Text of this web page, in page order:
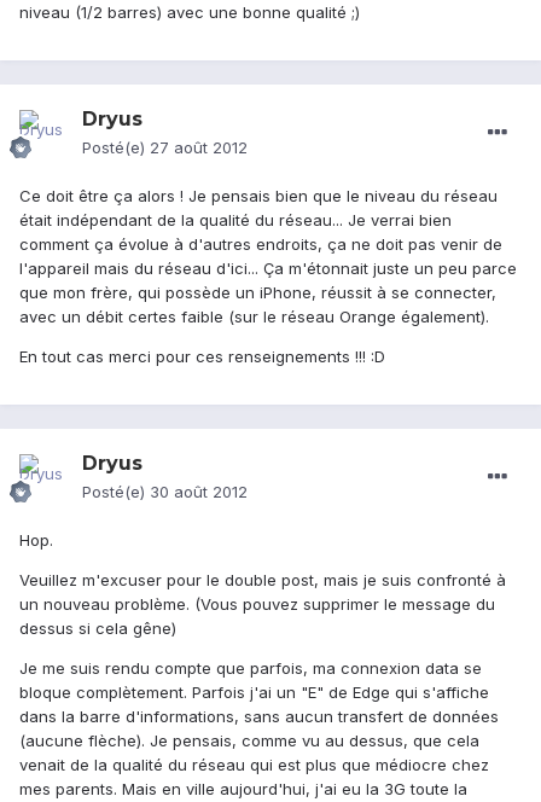
niveau (1/2 barres) avec une bonne qualité ;)
Dryus
Posté(e) 27 août 2012
Ce doit être ça alors ! Je pensais bien que le niveau du réseau
était indépendant de la qualité du réseau... Je verrai bien
comment ça évolue à d'autres endroits, ça ne doit pas venir de
l'appareil mais du réseau d'ici... Ça m'étonnait juste un peu parce
que mon frère, qui possède un iPhone, réussit à se connecter,
avec un débit certes faible (sur le réseau Orange également).
En tout cas merci pour ces renseignements !!! :D
Dryus
Posté(e) 30 août 2012
Hop.
Veuillez m'excuser pour le double post, mais je suis confronté à
un nouveau problème. (Vous pouvez supprimer le message du
dessus si cela gêne)
Je me suis rendu compte que parfois, ma connexion data se
bloque complètement. Parfois j'ai un "E" de Edge qui s'affiche
dans la barre d'informations, sans aucun transfert de données
(aucune flèche). Je pensais, comme vu au dessus, que cela
venait de la qualité du réseau qui est plus que médiocre chez
mes parents. Mais en ville aujourd'hui, j'ai eu la 3G toute la